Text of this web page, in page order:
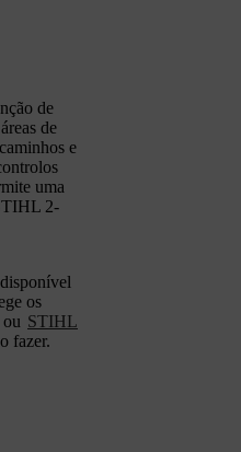
de
de
e
uma
2-
os
ou STIHL
fazer.